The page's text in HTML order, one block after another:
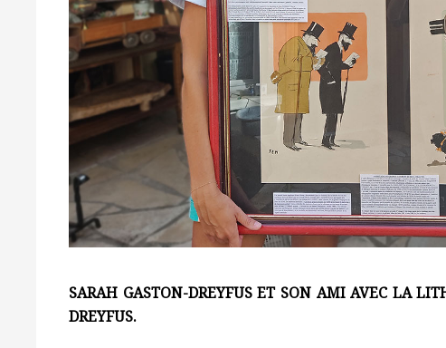
SARAH GASTON-DREYFUS ET SON AMI AVEC LA
DREYFUS.